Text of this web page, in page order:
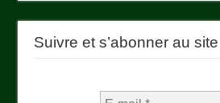
Suivre et s’abonner au site